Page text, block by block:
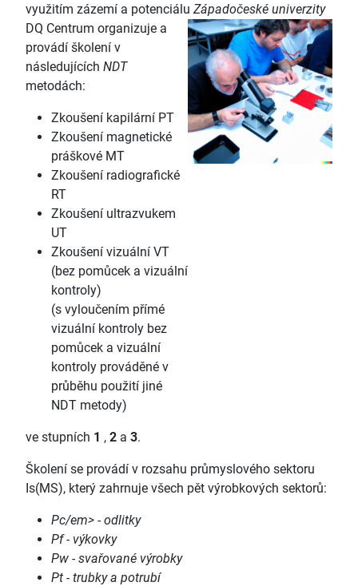
využitím zázemí a potenciálu Západočeské univerzity
DQ Centrum organizuje a
provádí školení v
následujících NDT
metodách:
Zkoušení kapilární PT
Zkoušení magnetické
práškové MT
Zkoušení radiografické
RT
Zkoušení ultrazvukem
UT
Zkoušení vizuální VT
(bez pomůcek a vizuální
kontroly)
(s vyloučením přímé
vizuální kontroly bez
pomůcek a vizuální
kontroly prováděné v
průběhu použití jiné
NDT metody)
ve stupních 1 , 2 a 3.
Školení se provádí v rozsahu průmyslového sektoru
Is(MS), který zahrnuje všech pět výrobkových sektorů:
Pc/em> - odlitky
Pf - výkovky
Pw - svařované výrobky
Pt - trubky a potrubí